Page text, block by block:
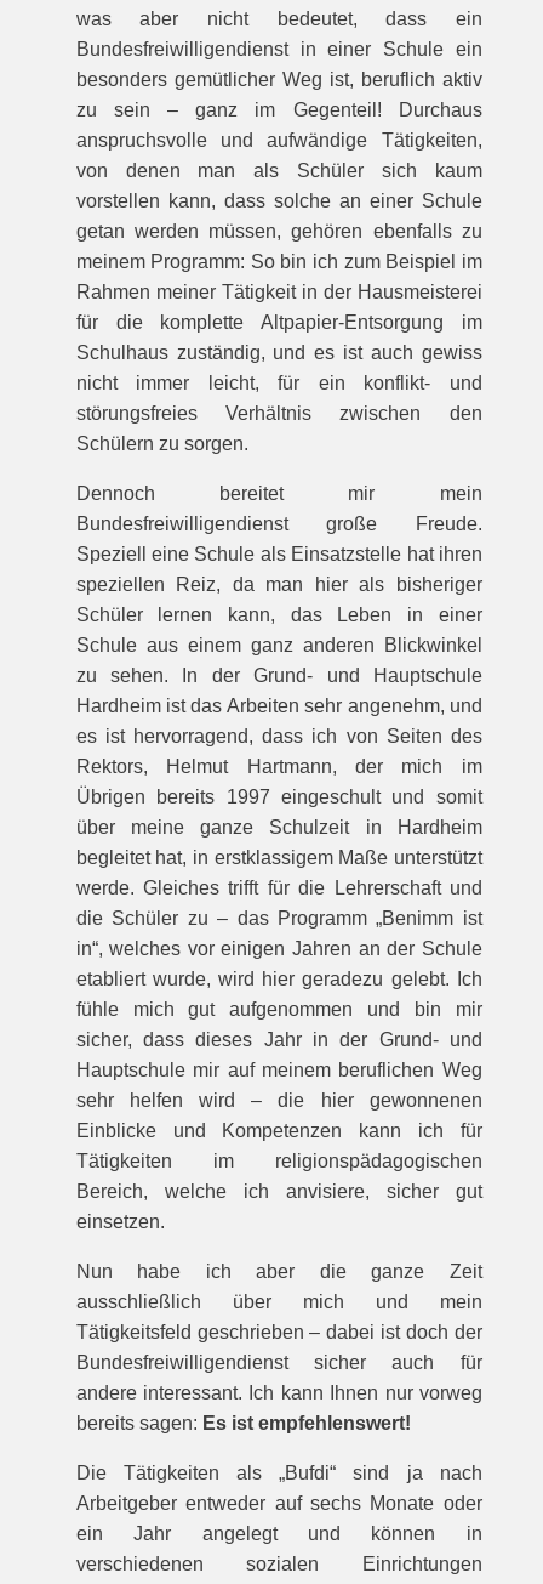
was aber nicht bedeutet, dass ein
Bundesfreiwilligendienst in einer Schule ein
besonders gemütlicher Weg ist, beruflich aktiv
zu sein – ganz im Gegenteil! Durchaus
anspruchsvolle und aufwändige Tätigkeiten,
von denen man als Schüler sich kaum
vorstellen kann, dass solche an einer Schule
getan werden müssen, gehören ebenfalls zu
meinem Programm: So bin ich zum Beispiel im
Rahmen meiner Tätigkeit in der Hausmeisterei
für die komplette Altpapier-Entsorgung im
Schulhaus zuständig, und es ist auch gewiss
nicht immer leicht, für ein konflikt- und
störungsfreies Verhältnis zwischen den
Schülern zu sorgen.
Dennoch bereitet mir mein
Bundesfreiwilligendienst große Freude.
Speziell eine Schule als Einsatzstelle hat ihren
speziellen Reiz, da man hier als bisheriger
Schüler lernen kann, das Leben in einer
Schule aus einem ganz anderen Blickwinkel
zu sehen. In der Grund- und Hauptschule
Hardheim ist das Arbeiten sehr angenehm, und
es ist hervorragend, dass ich von Seiten des
Rektors, Helmut Hartmann, der mich im
Übrigen bereits 1997 eingeschult und somit
über meine ganze Schulzeit in Hardheim
begleitet hat, in erstklassigem Maße unterstützt
werde. Gleiches trifft für die Lehrerschaft und
die Schüler zu – das Programm „Benimm ist
in“, welches vor einigen Jahren an der Schule
etabliert wurde, wird hier geradezu gelebt. Ich
fühle mich gut aufgenommen und bin mir
sicher, dass dieses Jahr in der Grund- und
Hauptschule mir auf meinem beruflichen Weg
sehr helfen wird – die hier gewonnenen
Einblicke und Kompetenzen kann ich für
Tätigkeiten im religionspädagogischen
Bereich, welche ich anvisiere, sicher gut
einsetzen.
Nun habe ich aber die ganze Zeit
ausschließlich über mich und mein
Tätigkeitsfeld geschrieben – dabei ist doch der
Bundesfreiwilligendienst sicher auch für
andere interessant. Ich kann Ihnen nur vorweg
bereits sagen: Es ist empfehlenswert!
Die Tätigkeiten als „Bufdi“ sind ja nach
Arbeitgeber entweder auf sechs Monate oder
ein Jahr angelegt und können in
verschiedenen sozialen Einrichtungen